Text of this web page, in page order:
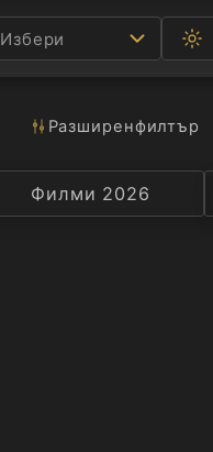
Избери
Разширенфилтър
Селекция
Филми 2026